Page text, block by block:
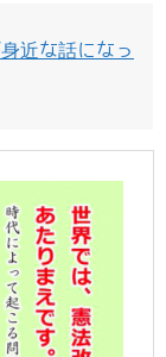
近な話になっ